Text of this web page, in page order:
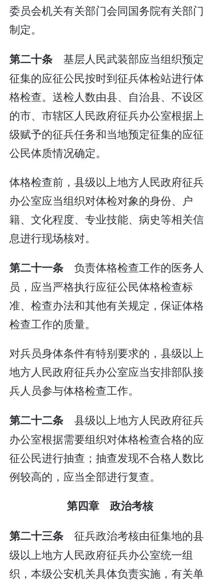
委员会机关有关部门会同国务院有关部门
制定。
第二十条 基层人民武装部应当组织预定
征集的应征公民按时到征兵体检站进行体
格检查。送检人数由县、自治县、不设区
的市、市辖区人民政府征兵办公室根据上
级赋予的征兵任务和当地预定征集的应征
公民体质情况确定。
体格检查前，县级以上地方人民政府征兵
办公室应当组织对体检对象的身份、户
籍、文化程度、专业技能、病史等相关信
息进行现场核对。
第二十一条 负责体格检查工作的医务人
员，应当严格执行应征公民体格检查标
准、检查办法和其他有关规定，保证体格
检查工作的质量。
对兵员身体条件有特别要求的，县级以上
地方人民政府征兵办公室应当安排部队接
兵人员参与体格检查工作。
第二十二条 县级以上地方人民政府征兵
办公室根据需要组织对体格检查合格的应
征公民进行抽查；抽查发现不合格人数比
例较高的，应当全部进行复查。
第四章 政治考核
第二十三条 征兵政治考核由征集地的县
级以上地方人民政府征兵办公室统一组
织，本级公安机关具体负责实施，有关单